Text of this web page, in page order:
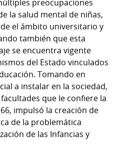
preocupaciones
la salud mental de niñas,
el ámbito universitario y
también que esta
se encuentra vigente
del Estado vinculados
Tomando en
a instalar en la sociedad,
que le confiere la
impulsó la creación de
de la problemática
de las Infancias y